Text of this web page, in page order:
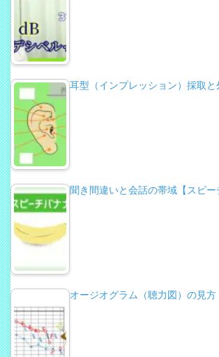
耳型（インプレッション）採取と
聞き間違いと会話の帯域【スピー
オージオグラム（聴力図）の見方